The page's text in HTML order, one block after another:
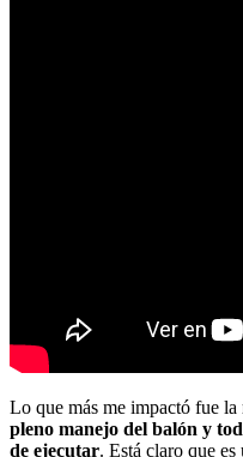
Lo que más me impactó fue la
pleno manejo del balón y
de ejecutar. Está claro que